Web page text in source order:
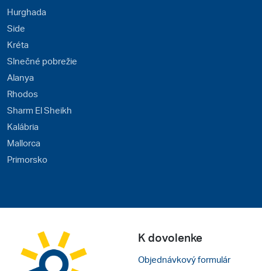
Hurghada
Side
Kréta
Slnečné pobrežie
Alanya
Rhodos
Sharm El Sheikh
Kalábria
Mallorca
Primorsko
K dovolenke
Objednávkový formulár